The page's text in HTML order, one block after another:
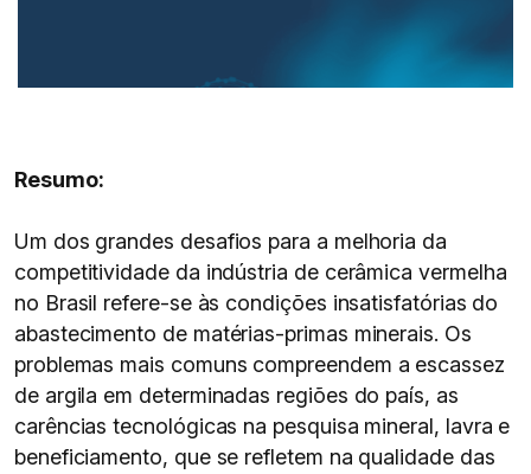
Resumo:
Um dos grandes desafios para a melhoria da
competitividade da indústria de cerâmica vermelha
no Brasil refere-se às condições insatisfatórias do
abastecimento de matérias-primas minerais. Os
problemas mais comuns compreendem a escassez
de argila em determinadas regiões do país, as
carências tecnológicas na pesquisa mineral, lavra e
beneficiamento, que se refletem na qualidade das